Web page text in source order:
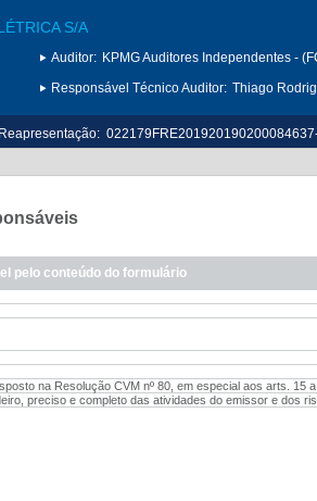
S/A
Auditor: KPMG Auditores Independentes -
Responsável Técnico Auditor: Thiago